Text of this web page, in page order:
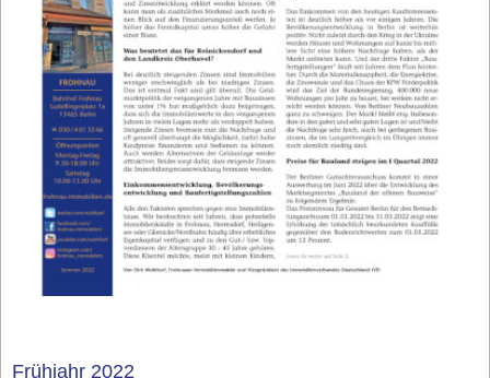
Frühjahr 2022